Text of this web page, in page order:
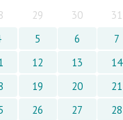
29 30 31
5 6 7
12 13 14
19 20 21
26 27 28